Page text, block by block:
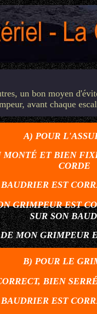
un bon moyen
avant chaque
A) POUR
ET BIEN
CORDE
EST
GRIMPEUR EST
SUR SON
MON GRIMPEUR
B) POUR LE
BIEN
EST